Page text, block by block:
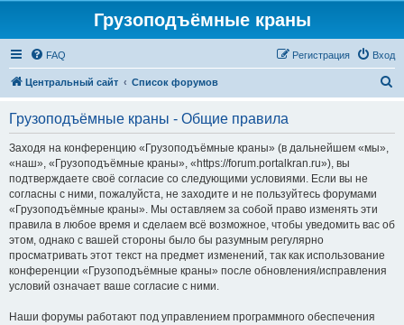
Грузоподъёмные краны
FAQ Вход
Регистрация
Центральный сайт Список форумов
Грузоподъёмные краны - Общие правила
Заходя на конференцию «Грузоподъёмные краны» (в дальнейшем «мы»,
«наш», «Грузоподъёмные краны», «https://forum.portalkran.ru»), вы
подтверждаете своё согласие со следующими условиями. Если вы не
согласны с ними, пожалуйста, не заходите и не пользуйтесь форумами
«Грузоподъёмные краны». Мы оставляем за собой право изменять эти
правила в любое время и сделаем всё возможное, чтобы уведомить вас об
этом, однако с вашей стороны было бы разумным регулярно
просматривать этот текст на предмет изменений, так как использование
конференции «Грузоподъёмные краны» после обновления/исправления
условий означает ваше согласие с ними.
Наши форумы работают под управлением программного обеспечения